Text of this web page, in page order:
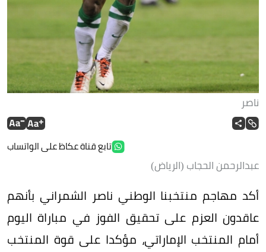
ناصر
تابع قناة عكاظ على الواتساب
عبدالرحمن الحجاب (الرياض)
أكد مهاجم منتخبنا الوطني ناصر الشمراني بأنهم
عاقدون العزم على تحقيق الفوز في مباراة اليوم
أمام المنتخب الإماراتي، مؤكدا على قوة المنتخب